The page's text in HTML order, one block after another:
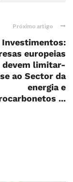
Próximo artigo
Investimentos:
europeias
devem limitar-
se ao Sector da
energia e
...